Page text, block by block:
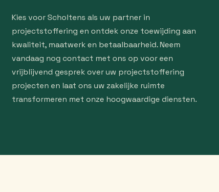
Kies voor Scholtens als uw partner in
projectstoffering en ontdek onze toewijding aan
kwaliteit, maatwerk en betaalbaarheid. Neem
vandaag nog contact met ons op voor een
vrijblijvend gesprek over uw projectstoffering
projecten en laat ons uw zakelijke ruimte
transformeren met onze hoogwaardige diensten.